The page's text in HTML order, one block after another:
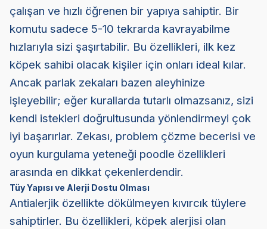
çalışan ve hızlı öğrenen bir yapıya sahiptir. Bir
komutu sadece 5-10 tekrarda kavrayabilme
hızlarıyla sizi şaşırtabilir. Bu özellikleri, ilk kez
köpek sahibi olacak kişiler için onları ideal kılar.
Ancak parlak zekaları bazen aleyhinize
işleyebilir; eğer kurallarda tutarlı olmazsanız, sizi
kendi istekleri doğrultusunda yönlendirmeyi çok
iyi başarırlar. Zekası, problem çözme becerisi ve
oyun kurgulama yeteneği poodle özellikleri
arasında en dikkat çekenlerdendir.
Tüy Yapısı ve Alerji Dostu Olması
Antialerjik özellikte dökülmeyen kıvırcık tüylere
sahiptirler. Bu özellikleri, köpek alerjisi olan